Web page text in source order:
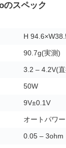
のスペック
H
90.7g(実測)
3.2 – 4.2V(
50W
9V±0.1V
オートパワー
0.05 – 3ohm